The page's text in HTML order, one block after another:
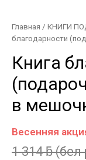
Главная / КНИГИ
благодарности
Книга
в
Весенняя
1 314ƃ(бел